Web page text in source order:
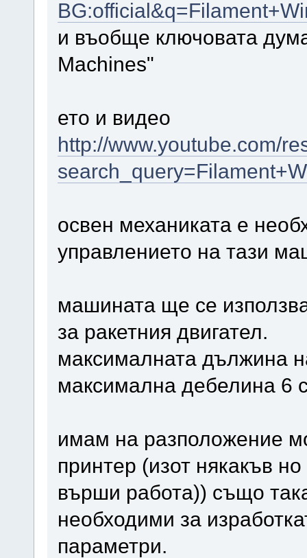
и въобще ключовата
Machines"
ето и видео
http://www.youtube.com/
освен механиката е
управлението на тази
машината ще се
за ракетния двигател.
максималната дължина
максимална дебелина 6
имам на разположение
принтер (изот някакъв
върши работа)) също
необходими за
параметри.